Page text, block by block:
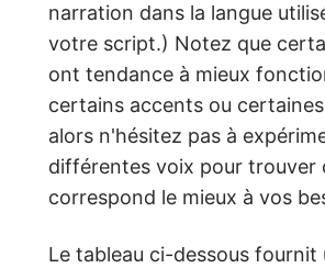
narration dans la langue
votre script.) Notez que
ont tendance à mieux
certains accents ou
alors n'hésitez pas à
différentes voix pour trouver
correspond le mieux à vos
Le tableau ci-dessous fournit